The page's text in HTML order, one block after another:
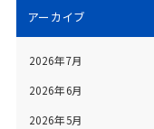
アーカイブ
2026年7月
2026年6月
2026年5月